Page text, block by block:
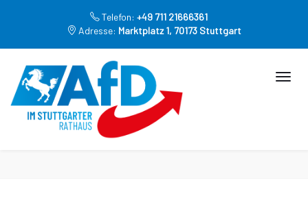
Telefon: +49 711 21666361
Adresse: Marktplatz 1, 70173 Stuttgart